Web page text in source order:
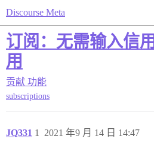
Discourse Meta
订阅：无需输入信
用
贡献 功能
subscriptions
JQ331 2021 年9 月 14 日 14:47
1